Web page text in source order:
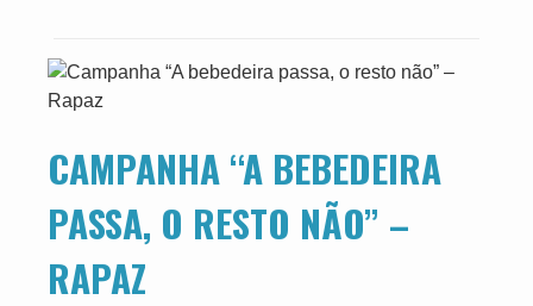
CAMPANHA “A BEBEDEIRA
PASSA, O RESTO NÃO” –
RAPAZ